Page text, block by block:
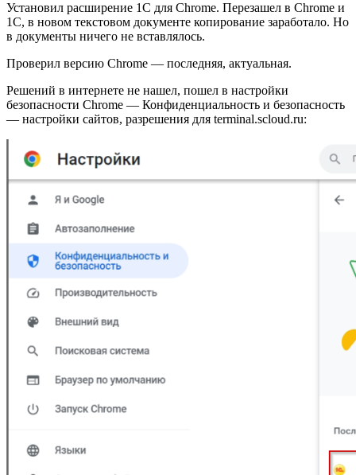
Установил расширение 1С для Chrome. Перезашел в Chrome и
1С, в новом текстовом документе копирование заработало. Но
в документы ничего не вставлялось.
Проверил версию Chrome — последняя, актуальная.
Решений в интернете не нашел, пошел в настройки
безопасности Chrome — Конфиденциальность и безопасность
— настройки сайтов, разрешения для terminal.scloud.ru: